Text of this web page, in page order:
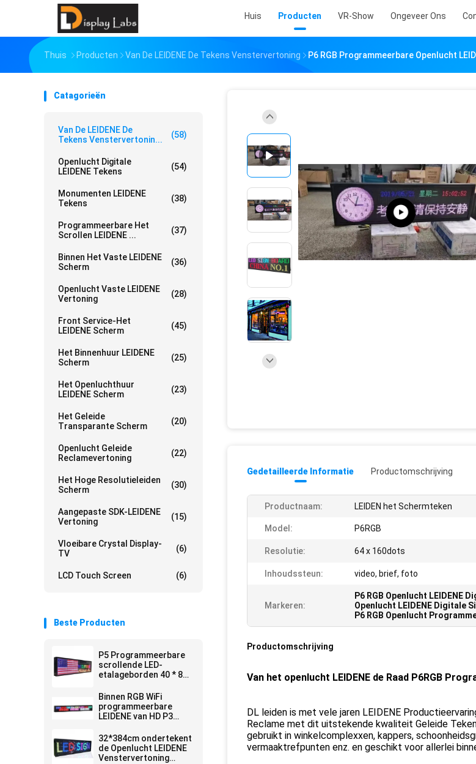
Huis Producten VR-Show Ongeveer Ons
Thuis Producten Van De LEIDENE De Tekens Venstervertoning P6 RGB Programmeerbare Openlucht
Catagorieën
Van De LEIDENE De
Tekens Venstervertonin...
(58)
Openlucht Digitale
LEIDENE Tekens
(54)
Monumenten LEIDENE
Tekens
(38)
Programmeerbare Het
Scrollen LEIDENE ...
(37)
Binnen Het Vaste LEIDENE
Scherm
(36)
Openlucht Vaste LEIDENE
Vertoning
(28)
Front Service-Het
LEIDENE Scherm
(45)
Het Binnenhuur LEIDENE
Scherm
(25)
Het Openluchthuur
LEIDENE Scherm
(23)
Het Geleide
Transparante Scherm
(20)
Openlucht Geleide
Reclamevertoning
(22)
Het Hoge Resolutieleiden
Scherm
(30)
Aangepaste SDK-LEIDENE
Vertoning
(15)
Vloeibare Crystal Display-
TV
(6)
LCD Touch Screen (6)
Beste Producten
P5 Programmeerbare
scrollende LED-
etalageborden 40 * 8
Binnen RGB WiFi
programmeerbare
LEIDENE van HD P3
32*384cm ondertekent
de Openlucht LEIDENE
Venstervertoning
Gedetailleerde Informatie Productomschrijving
Productnaam: LEIDEN het Schermteken
Model: P6RGB
Resolutie: 64 x 160dots
Inhoudssteun: video, brief, foto
Markeren:
P6 RGB Openlucht LEIDENE
Openlucht LEIDENE Digitale
P6 RGB Openlucht
Productomschrijving
Van het openlucht LEIDENE de Raad P6RGB
DL leiden is met vele jaren LEIDENE
Reclame met dit uitstekende kwaliteit Geleide
gebruikt in winkelcomplexxen, kappers,
vermaaktrefpunten enz. en geschikt voor allerlei